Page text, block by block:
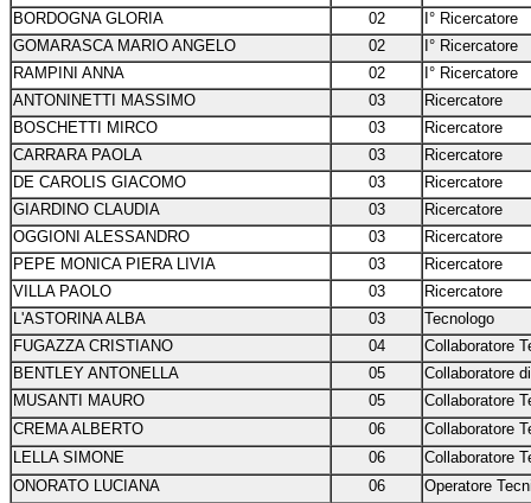
BORDOGNA GLORIA 02
I° Ricercatore
GOMARASCA MARIO ANGELO
02
I° Ricercatore
RAMPINI ANNA
02
I° Ricercatore
ANTONINETTI MASSIMO
03
Ricercatore
BOSCHETTI MIRCO
03
Ricercatore
CARRARA PAOLA
03
Ricercatore
DE CAROLIS GIACOMO
03
Ricercatore
GIARDINO CLAUDIA
03
Ricercatore
OGGIONI ALESSANDRO
03
Ricercatore
PEPE MONICA PIERA LIVIA
03
Ricercatore
VILLA PAOLO
03
Ricercatore
L'ASTORINA ALBA
03
Tecnologo
FUGAZZA CRISTIANO
04
Collaboratore
BENTLEY ANTONELLA
05
Collaboratore
MUSANTI MAURO
05
Collaboratore
CREMA ALBERTO
06
Collaboratore
LELLA SIMONE
06
Collaboratore
ONORATO LUCIANA
06 Operatore